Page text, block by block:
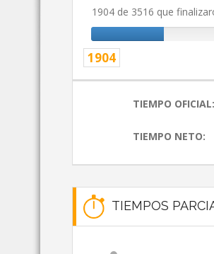
1904 de 3516 que
1904
TIEMPO OFICIAL:
TIEMPO NETO:
TIEMPOS